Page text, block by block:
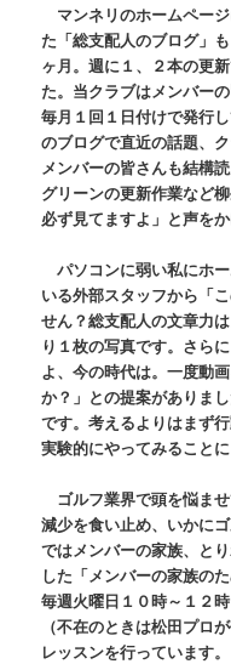
マンネリのホームペー
た「総支配人のブログ」
ヶ月。週に１、２本の更
た。当クラブはメンバー
毎月１回１日付けで発行
のブログで直近の話題、
メンバーの皆さんも結構
グリーンの更新作業など
必ず見てますよ」と声を
パソコンに弱い私にホ
いる外部スタッフから「
せん？総支配人の文章力
り１枚の写真です。さら
よ、今の時代は。一度動
か？」との提案がありま
です。考えるよりはまず
実験的にやってみることに
ゴルフ業界で頭を悩ま
減少を食い止め、いかに
ではメンバーの家族、と
した「メンバーの家族の
毎週火曜日１０時～１２
（不在のときは松田プロ
レッスンを行っています。